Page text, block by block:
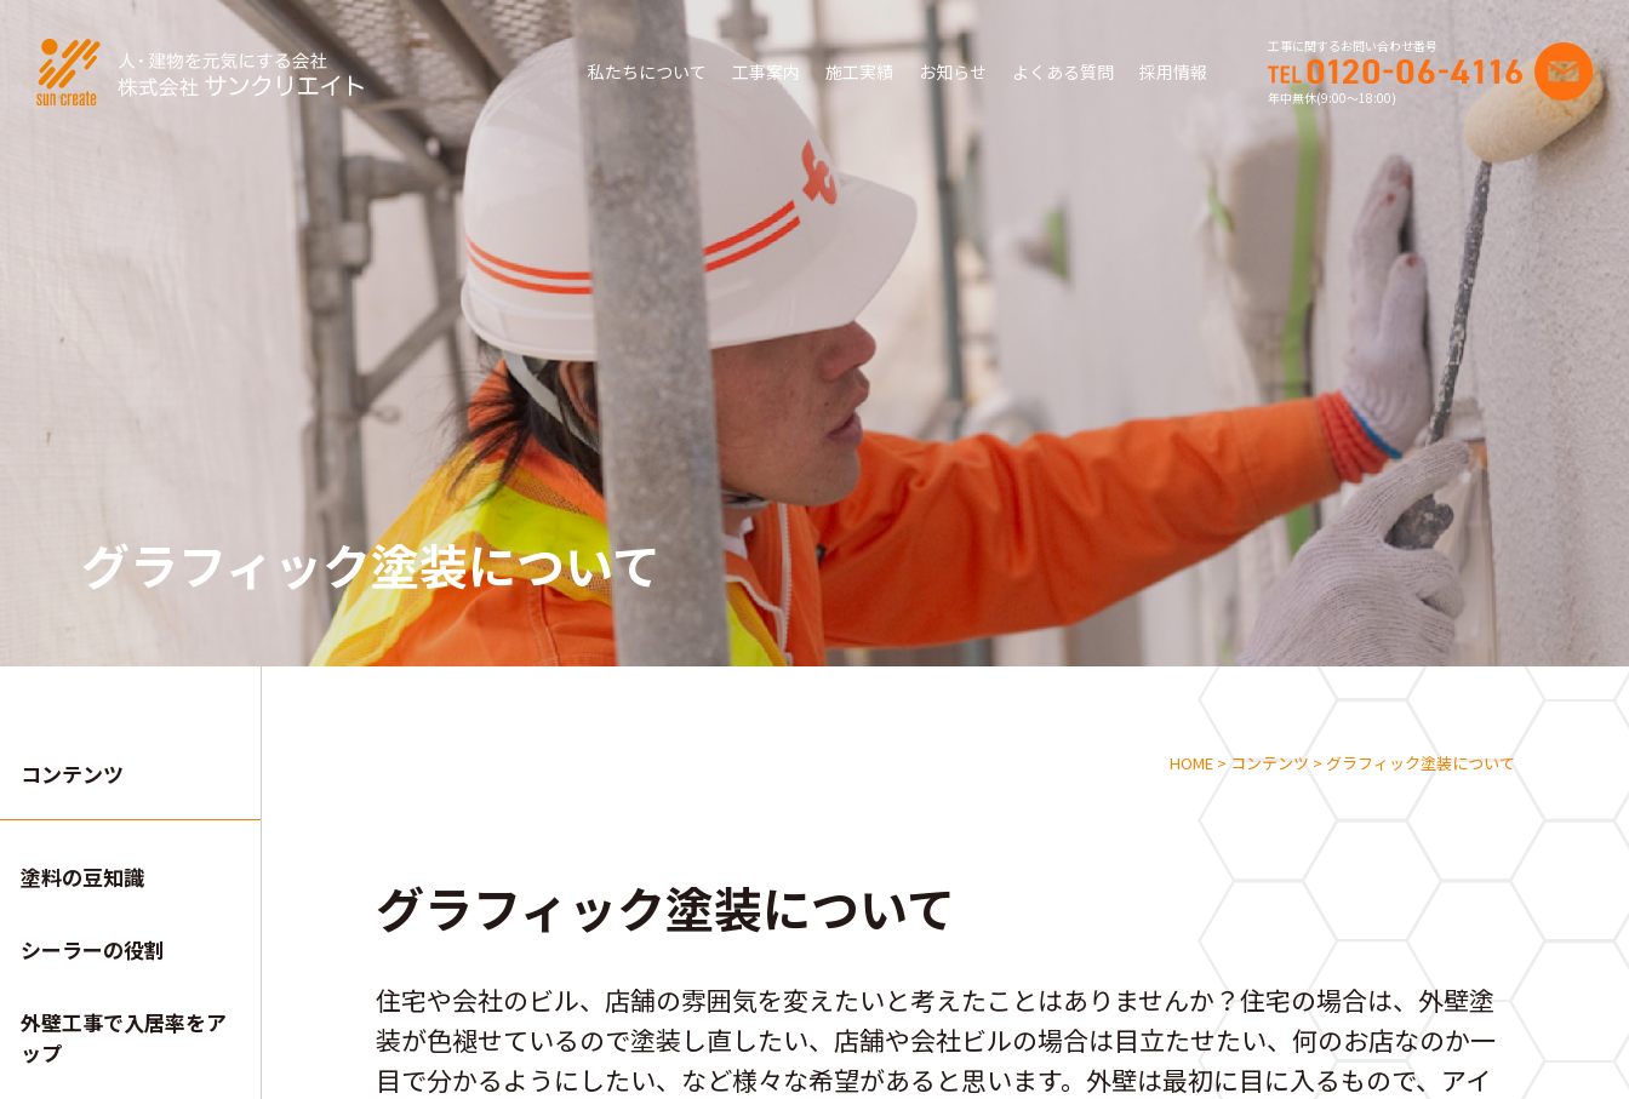
私たちについて 工事案内 施工実績 お知らせ よくある質問 採用情報
工事に関するお問い合わせ番号
年中無休(9:00〜18:00)
グラフィック塗装について
コンテンツ
塗料の豆知識
シーラーの役割
外壁工事で入居率をア
ップ
HOME > コンテンツ > グラフィック塗装について
グラフィック塗装について
住宅や会社のビル、店舗の雰囲気を変えたいと考えたことはありませんか？住宅の場合は、外壁塗
装が色褪せているので塗装し直したい、店舗や会社ビルの場合は目立たせたい、何のお店なのか一
目で分かるようにしたい、など様々な希望があると思います。外壁は最初に目に入るもので、アイ